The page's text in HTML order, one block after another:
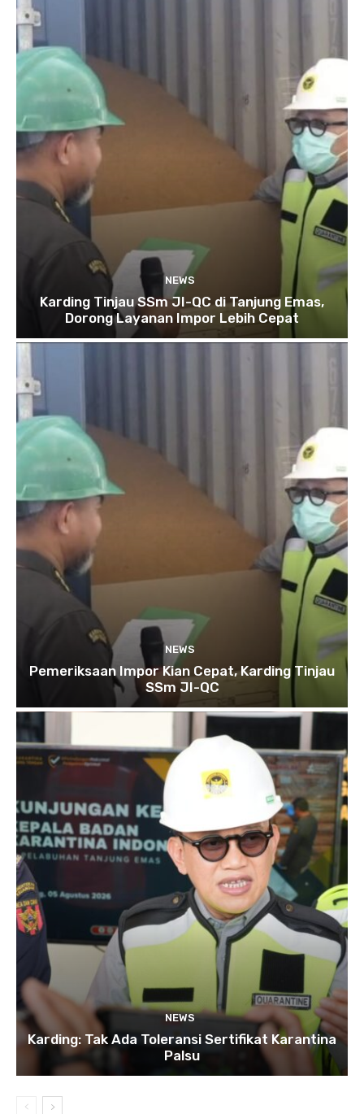
NEWS
Karding Tinjau SSm JI-QC di Tanjung Emas,
Dorong Layanan Impor Lebih Cepat
NEWS
Pemeriksaan Impor Kian Cepat, Karding Tinjau
SSm JI-QC
NEWS
Karding: Tak Ada Toleransi Sertifikat Karantina
Palsu